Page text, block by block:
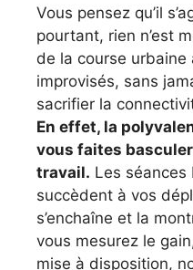
Vous pensez qu’il
pourtant, rien n’est
de la course
improvisés, sans
sacrifier la
En effet, la
vous faites
travail. Les séances
succèdent à vos
s’enchaîne et la
vous mesurez le
mise à disposition,